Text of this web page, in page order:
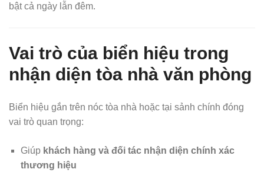
bật cả ngày lẫn đêm.
Vai trò của biển hiệu trong
nhận diện tòa nhà văn phòng
Biển hiệu gắn trên nóc tòa nhà hoặc tại sảnh chính đóng
vai trò quan trọng:
Giúp khách hàng và đối tác nhận diện chính xác
thương hiệu